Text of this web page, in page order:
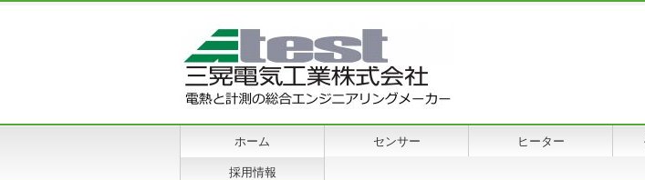
ホーム センサー ヒーター
採用情報